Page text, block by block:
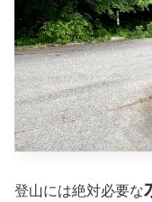
登山には絶対必要な